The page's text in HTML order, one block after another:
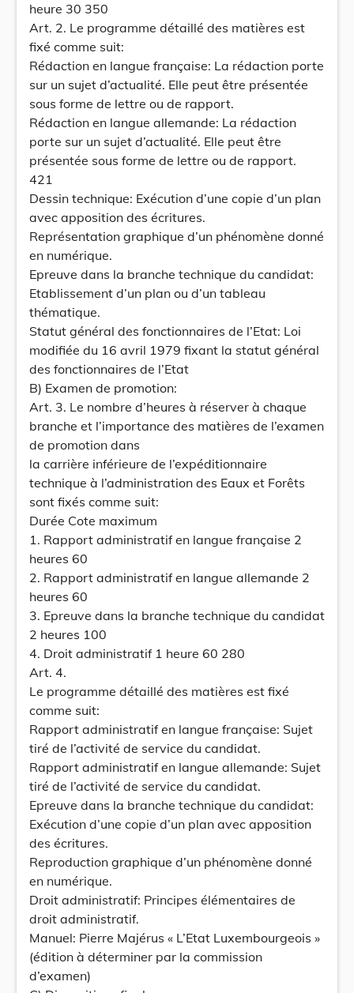
heure 30 350
Art. 2. Le programme détaillé des matières est
fixé comme suit:
Rédaction en langue française: La rédaction porte
sur un sujet d’actualité. Elle peut être présentée
sous forme de lettre ou de rapport.
Rédaction en langue allemande: La rédaction
porte sur un sujet d’actualité. Elle peut être
présentée sous forme de lettre ou de rapport.
421
Dessin technique: Exécution d’une copie d’un plan
avec apposition des écritures.
Représentation graphique d’un phénomène donné
en numérique.
Epreuve dans la branche technique du candidat:
Etablissement d’un plan ou d’un tableau
thématique.
Statut général des fonctionnaires de l’Etat: Loi
modifiée du 16 avril 1979 fixant la statut général
des fonctionnaires de l’Etat
B) Examen de promotion:
Art. 3. Le nombre d’heures à réserver à chaque
branche et l’importance des matières de l’examen
de promotion dans
la carrière inférieure de l’expéditionnaire
technique à l’administration des Eaux et Forêts
sont fixés comme suit:
Durée Cote maximum
1. Rapport administratif en langue française 2
heures 60
2. Rapport administratif en langue allemande 2
heures 60
3. Epreuve dans la branche technique du candidat
2 heures 100
4. Droit administratif 1 heure 60 280
Art. 4.
Le programme détaillé des matières est fixé
comme suit:
Rapport administratif en langue française: Sujet
tiré de l’activité de service du candidat.
Rapport administratif en langue allemande: Sujet
tiré de l’activité de service du candidat.
Epreuve dans la branche technique du candidat:
Exécution d’une copie d’un plan avec apposition
des écritures.
Reproduction graphique d’un phénomène donné
en numérique.
Droit administratif: Principes élémentaires de
droit administratif.
Manuel: Pierre Majérus « L’Etat Luxembourgeois »
(édition à déterminer par la commission
d’examen)